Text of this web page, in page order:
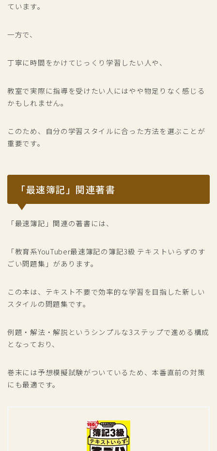
ています。
一方で、
丁寧に時間をかけてじっくり学習したい人や、
教室で実際に指導を受けたい人にはやや物足りなく感じる
かもしれません。
このため、自分の学習スタイルに合った方法を選ぶことが
重要です。
「最速簿記」関連著書
「最速簿記」関連の著書には、
「教育系YouTuber最速簿記の簿記3級 テキストいらずのす
ごい問題集」があります。
この本は、テキスト不要で効率的な学習を目指した新しい
スタイルの問題集です。
例題・解法・解説というシンプルな3ステップで進める構成
となっており、
巻末には予想模擬試験がついているため、本番直前の対策
にも最適です。